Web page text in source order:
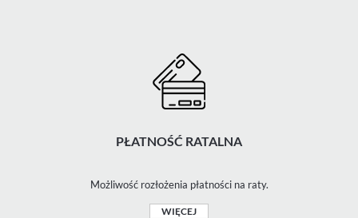
PŁATNOŚĆ RATALNA
Możliwość rozłożenia płatności na raty.
WIĘCEJ